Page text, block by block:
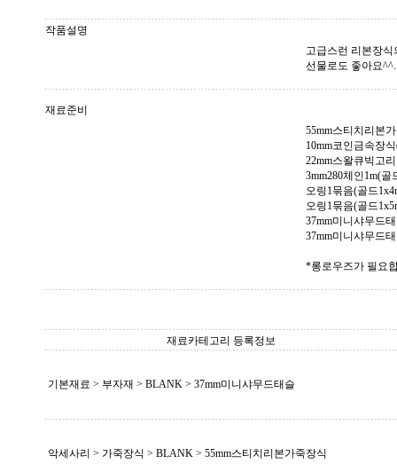
작품설명
고급스런 리본장
선물로도 좋아요^^.
재료준비
55mm스티치리본
10mm코인금속장
22mm스왈큐빅고
3mm280체인1m(골
오링1묶음(골드
오링1묶음(골드
37mm미니샤무드
37mm미니샤무드
*롱로우즈가 필요
재료카테고리 등록정보
기본재료 > 부자재 > BLANK > 37mm미니샤무드태슬
악세사리 > 가죽장식 > BLANK > 55mm스티치리본가죽장식